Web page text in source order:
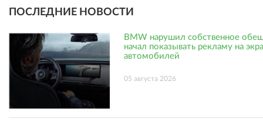
ПОСЛЕДНИЕ НОВОСТИ
BMW нарушил собственное
начал показывать рекламу на
автомобилей
05 августа 2026